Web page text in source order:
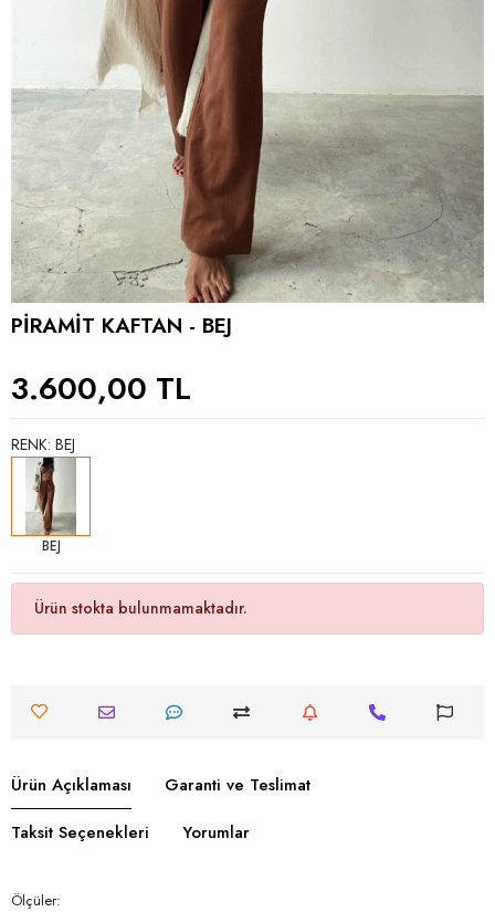
PİRAMİT KAFTAN - BEJ
3.600,00 TL
RENK: BEJ
BEJ
Ürün stokta bulunmamaktadır.
Ürün Açıklaması
Garanti ve Teslimat
Taksit Seçenekleri
Yorumlar
Ölçüler: